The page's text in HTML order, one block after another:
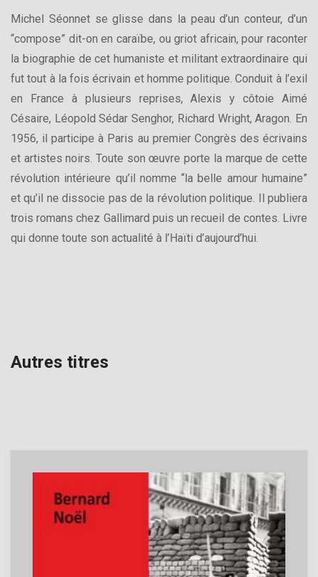
Michel Séonnet se glisse dans la peau d’un conteur, d’un
“compose” dit-on en caraïbe, ou griot africain, pour raconter
la biographie de cet humaniste et militant extraordinaire qui
fut tout à la fois écrivain et homme politique. Conduit à l’exil
en France à plusieurs reprises, Alexis y côtoie Aimé
Césaire, Léopold Sédar Senghor, Richard Wright, Aragon. En
1956, il participe à Paris au premier Congrès des écrivains
et artistes noirs. Toute son œuvre porte la marque de cette
révolution intérieure qu’il nomme “la belle amour humaine”
et qu’il ne dissocie pas de la révolution politique. Il publiera
trois romans chez Gallimard puis un recueil de contes. Livre
qui donne toute son actualité à l’Haïti d’aujourd’hui.
Autres titres